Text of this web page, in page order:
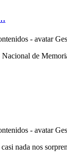
de
nada nos